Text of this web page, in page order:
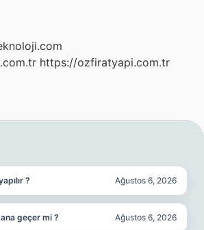
https://ozfiratyapi.com.tr
? Ağustos 6, 2026
geçer mi ? Ağustos 6, 2026